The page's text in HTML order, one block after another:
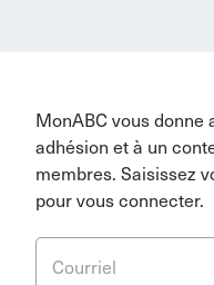
MonABC vous donne
adhésion et à un
membres. Saisissez
pour vous connecter.
Courriel